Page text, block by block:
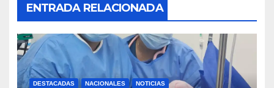
ENTRADA RELACIONADA
DESTACADAS NACIONALES NOTICIAS